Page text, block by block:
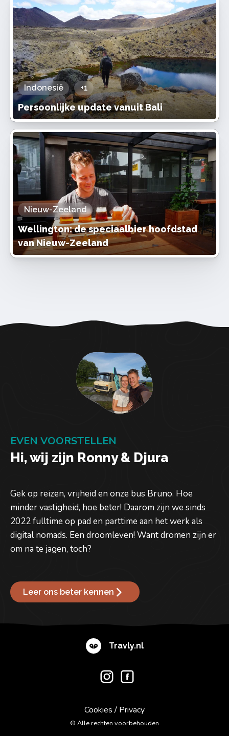
Indonesië +1
Persoonlijke update vanuit Bali
Nieuw-Zeeland
Wellington: de speciaalbier hoofdstad
van Nieuw-Zeeland
EVEN VOORSTELLEN
Hi, wij zijn Ronny & Djura
Gek op reizen, vrijheid en onze bus Bruno. Hoe
minder vastigheid, hoe beter! Daarom zijn we sinds
2022 fulltime op pad en parttime aan het werk als
digital nomads. Een droomleven! Want dromen zijn er
om na te jagen, toch?
Leer ons beter kennen
Cookies/ Privacy
© Alle rechten voorbehouden
Travly.nl